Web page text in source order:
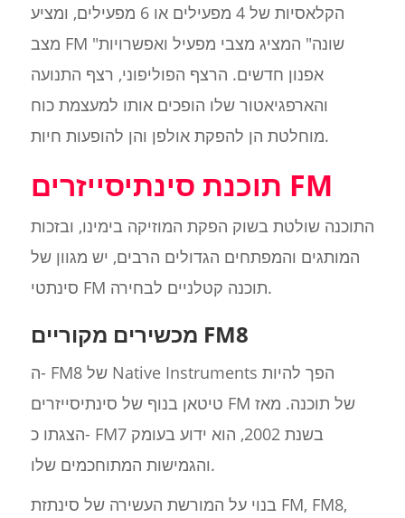
הקלאסיות של 4 מפעילים או 6 מפעילים, ומציע
מצב FM "שונה" המציג מצבי מפעיל ואפשרויות
אפנון חדשים. הרצף הפוליפוני, רצף התנועה
והארפגיאטור שלו הופכים אותו למעצמת כוח
מוחלטת הן להפקת אולפן והן להופעות חיות.
תוכנת סינתיסייזרים FM
התוכנה שולטת בשוק הפקת המוזיקה בימינו, ובזכות
המותגים והמפתחים הגדולים הרבים, יש מגוון של
סינתטי FM תוכנה קטלניים לבחירה.
מכשירים מקוריים FM8
ה- FM8 של Native Instruments הפך להיות
טיטאן בנוף של סינתיסייזרים FM של תוכנה. מאז
הצגתו כ- FM7 בשנת 2002, הוא ידוע בעומק
והגמישות המתוחכמים שלו.
בנוי על המורשת העשירה של סינתזת FM, FM8,